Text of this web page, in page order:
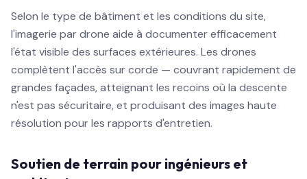
Selon le type de bâtiment et les conditions du site,
l'imagerie par drone aide à documenter efficacement
l'état visible des surfaces extérieures. Les drones
complètent l'accès sur corde — couvrant rapidement de
grandes façades, atteignant les recoins où la descente
n'est pas sécuritaire, et produisant des images haute
résolution pour les rapports d'entretien.
Soutien de terrain pour ingénieurs et